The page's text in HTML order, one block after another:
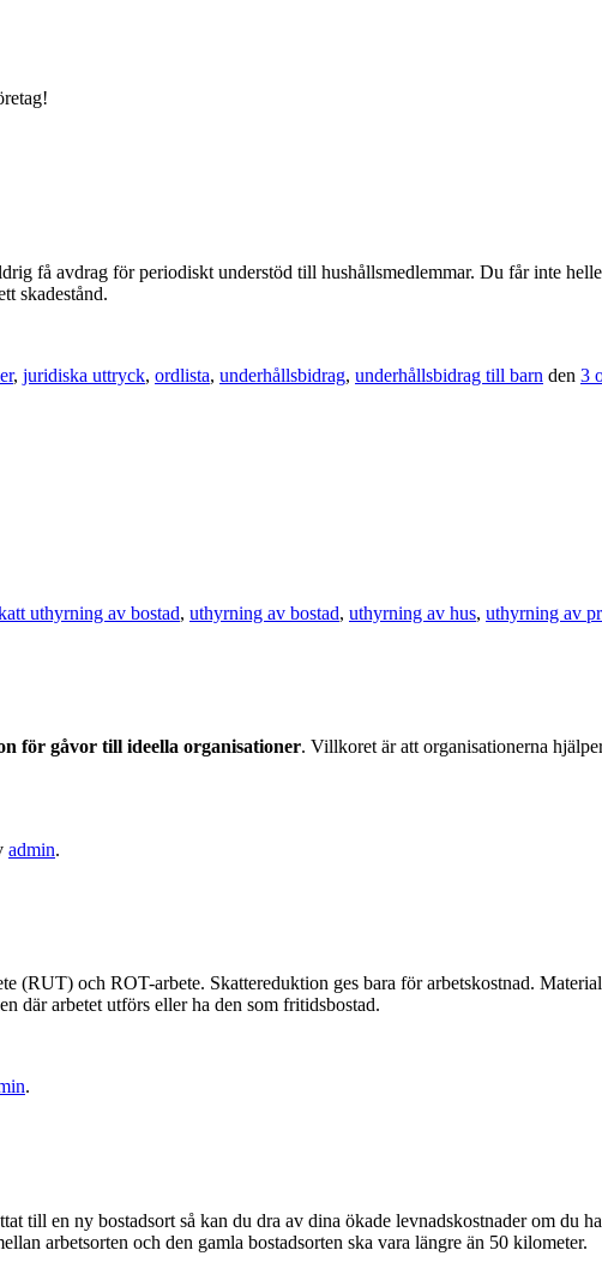
få avdrag för periodiskt understöd till hushållsmedlemmar. Du får inte
skadestånd.
, juridiska uttryck, ordlista, underhållsbidrag, underhållsbidrag till barn den 3
uthyrning av bostad, uthyrning av bostad, uthyrning av hus, uthyrning av
för gåvor till ideella organisationer. Villkoret är att organisationerna
admin.
(RUT) och ROT-arbete. Skattereduktion ges bara för arbetskostnad.
där arbetet utförs eller ha den som fritidsbostad.
.
till en ny bostadsort så kan du dra av dina ökade levnadskostnader om du
arbetsorten och den gamla bostadsorten ska vara längre än 50 kilometer.